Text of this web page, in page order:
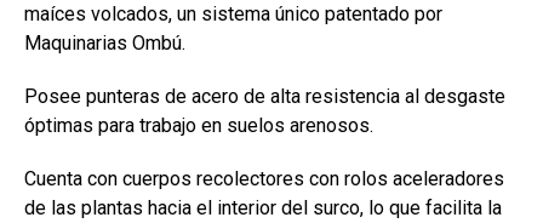
maíces volcados, un sistema único patentado por
Maquinarias Ombú.
Posee punteras de acero de alta resistencia al desgaste
óptimas para trabajo en suelos arenosos.
Cuenta con cuerpos recolectores con rolos aceleradores
de las plantas hacia el interior del surco, lo que facilita la